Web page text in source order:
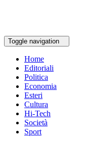
Toggle navigation
Home
Editoriali
Politica
Economia
Esteri
Cultura
Hi-Tech
Società
Sport